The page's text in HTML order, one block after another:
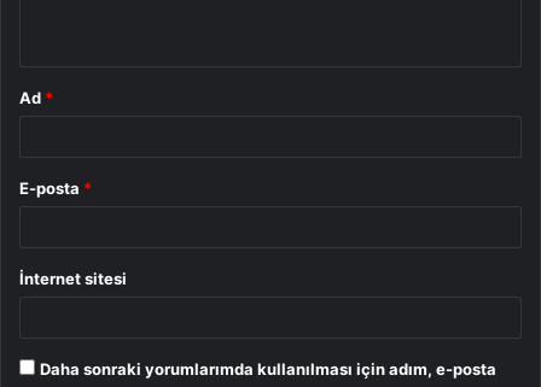
Ad *
E-posta *
İnternet sitesi
Daha sonraki yorumlarımda kullanılması için adım, e-posta